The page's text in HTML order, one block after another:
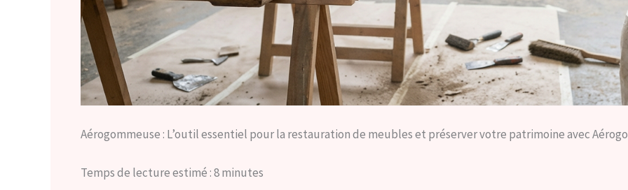
Aérogommeuse : L’outil essentiel pour la restauration de meubles et préserver votre patrimoine avec
Temps de lecture estimé : 8 minutes